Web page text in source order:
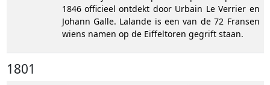
1846 officieel ontdekt door Urbain Le Verrier en
Johann Galle. Lalande is een van de 72 Fransen
wiens namen op de Eiffeltoren gegrift staan.
1801